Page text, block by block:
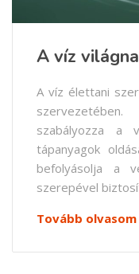
A víz
A víz élettani
szabályozza a
tápanyagok
befolyásolja a
szerepével
Tovább olvasom